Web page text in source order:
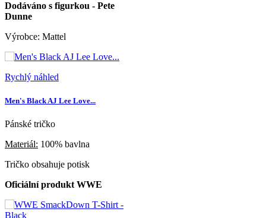
Dodáváno s figurkou - Pete
Dunne
Výrobce: Mattel
Rychlý náhled
Men's Black AJ Lee Love...
Pánské tričko
Materiál: 100% bavlna
Tričko obsahuje potisk
Oficiální produkt WWE